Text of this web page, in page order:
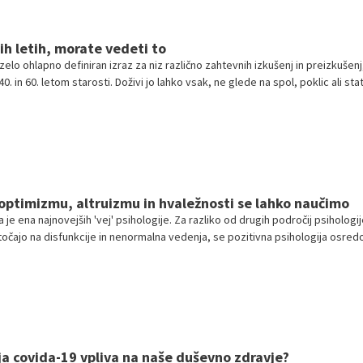
predvsem pa je, kot sem jo spoznala sama, izjemna ženska. Toplo me je
doma, kjer sva govorili o duševnem zdravju otrok, šolskem sistemu,
odgovornosti.
letih, morate vedeti to
ohlapno definiran izraz za niz različno zahtevnih izkušenj in
in 60. letom starosti. Doživi jo lahko vsak, ne glede na spol, poklic ali
altruizmu in hvaležnosti se lahko naučimo
je ena najnovejših 'vej' psihologije. Za razliko od drugih področij
na disfunkcije in nenormalna vedenja, se pozitivna psihologija
covida-19 vpliva na naše duševno zdravje?